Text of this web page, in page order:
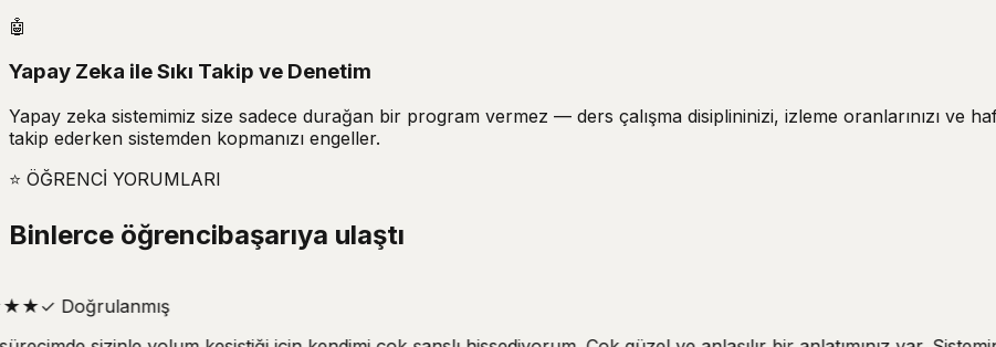
🤖
Yapay Zeka ile Sıkı Takip ve Denetim
Yapay zeka sistemimiz size sadece durağan bir program vermez — ders çalışma disiplininizi, izleme oranlarınızı ve
takip ederken sistemden kopmanızı engeller.
⭐ ÖĞRENCİ YORUMLARI
Binlerce öğrencibaşarıya ulaştı
★✓Doğrulanmış